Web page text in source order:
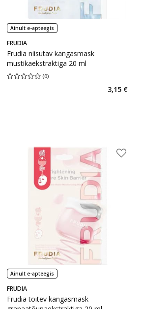
Ainult e-apteegis
FRUDIA
Frudia niisutav kangasmask
mustikaekstraktiga 20 ml
(0)
Keskmine hinnang 0.00
3,15 €
Ainult e-apteegis
FRUDIA
Frudia toitev kangasmask